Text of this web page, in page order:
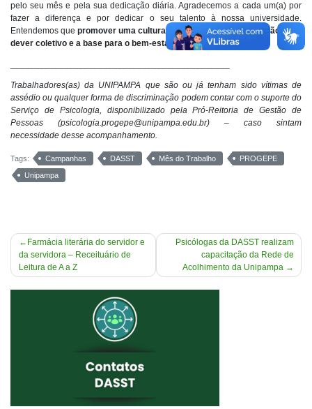
pelo seu mês e pela sua dedicação diária. Agradecemos a cada um(a) por
fazer a diferença e por dedicar o seu talento à nossa universidade.
Entendemos que promover uma cultura de acolhimento e prevenção é um
dever coletivo e a base para o bem-estar de todos(as).
Trabalhadores(as) da UNIPAMPA que são ou já tenham sido vítimas de
assédio ou qualquer forma de discriminação podem contar com o suporte do
Serviço de Psicologia, disponibilizado pela Pró-Reitoria de Gestão de
Pessoas (psicologia.progepe@unipampa.edu.br) – caso sintam
necessidade desse acompanhamento.
Tags: Campanhas DASST Mês do Trabalho
PROGEPE
Unipampa
Navegação
de
Post
Farmácia literária do servidor e
da servidora – Receituário de
Leitura de A a Z
Psicólogas da DASST realizam
capacitação da Rede de
Acolhimento da Unipampa